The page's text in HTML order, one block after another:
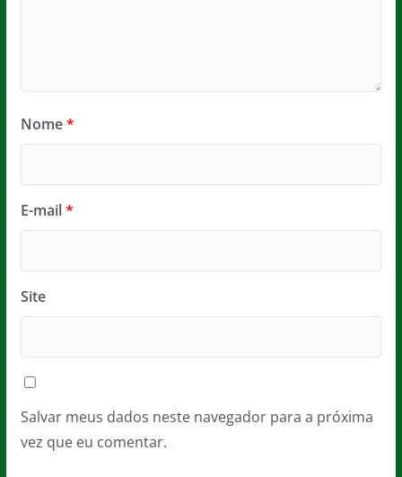
Nome*
E-mail*
Site
Salvar meus dados neste navegador para a próxima
vez que eu comentar.